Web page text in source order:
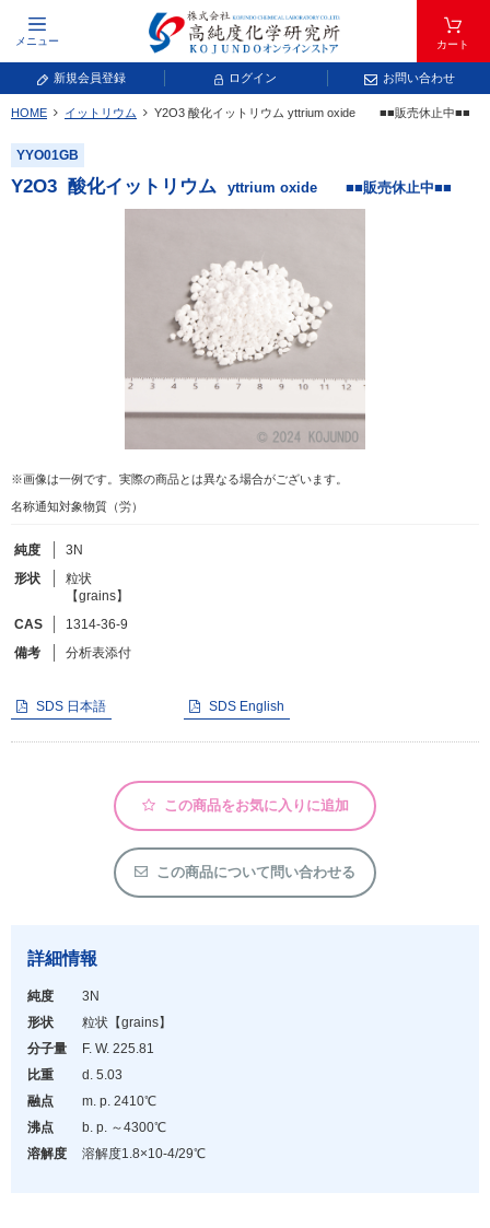
メニュー カート
新規会員登録 ログイン お問い合わせ
元素記号で検索する
元素周期表をタップすると、拡大表示されます。拡大した表から元素記号をタップ
し、一覧へ移動してください。
常温常圧で気体であり、弊社では取り扱いしておりません。
放射性元素または人工元素であり、弊社では取り扱いしておりません。
キーワードで検索する
フリーワードで検索
カタログコードで検索
化学式で検索
和名・英名で検索
カテゴリで検索する
化学教材・オリジナルグッズ
HOME イットリウム Y2O3 酸化イットリウム yttrium oxide ■■販売休止中■■
YYO01GB
Y2O3 酸化イットリウム yttrium oxide ■■販売休止中■■
※画像は一例です。実際の商品とは異なる場合がございます。
名称通知対象物質（労）
純度
3N
形状
粒状
【grains】
CAS
1314-36-9
備考
分析表添付
SDS 日本語 SDS English
この商品をお気に入りに追加
この商品について問い合わせる
詳細情報
純度
3N
形状
粒状 【grains】
分子量
F. W. 225.81
比重
d. 5.03
融点
m. p. 2410℃
沸点
b. p. ～4300℃
溶解度
溶解度1.8×10-4/29℃